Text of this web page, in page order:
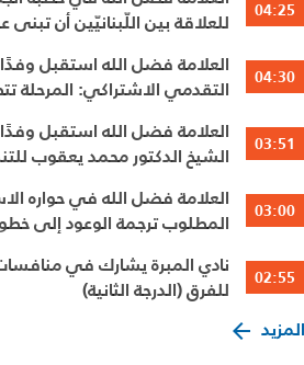
04:25
للعلاقة بين اللّبنانيّين أن تبنى
04:30
العلامة فضل الله استقبل
التقدمي الاشتراكي: المرحلة
03:51
العلامة فضل الله استقبل
الشيخ الدكتور محمد يعقوب
03:00
العلامة فضل الله في حواره
المطلوب ترجمة الوعود إلى
02:55
نادي المبرة يشارك في
للفرق (الدرجة الثانية)
المزيد